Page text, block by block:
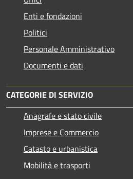
Enti e fondazioni
Politici
Personale Amministrativo
Documenti e dati
CATEGORIE DI SERVIZIO
Anagrafe e stato civile
Imprese e Commercio
Catasto e urbanistica
Mobilità e trasporti